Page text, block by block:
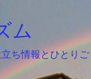
ム
ち情報とひとりご